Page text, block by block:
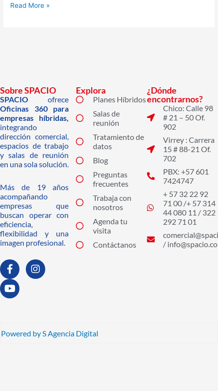
Read More »
Sobre SPACIO
SPACIO ofrece
Oficinas 360 para
empresas híbridas,
integrando
dirección comercial,
espacios de trabajo
y salas de reunión
en una sola solución.
Más de 19 años
acompañando
empresas que
buscan operar con
eficiencia,
flexibilidad y una
imagen profesional.
F
a
c
e
k
I
n
a
m
Y
o
u
t
Explora
Planes Híbridos
Salas de
reunión
Tratamiento de
datos
Blog
Preguntas
frecuentes
Trabaja con
nosotros
Agenda tu
visita
Contáctanos
¿Dónde
encontrarnos?
Chico: Calle 98
# 21 – 50 Of.
902
Virrey : Carrera
15 # 88-21 Of.
702
PBX: +57 601
7424747
+ 57 32 22 92
71 00 /+ 57 314
44 080 11 / 322
292 71 01
/ info@spacio.co
Powered by S Agencia Digital